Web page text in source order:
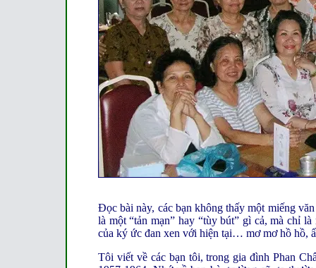
Đọc bài này, các bạn không thấy một miếng
là một “tản mạn” hay “tùy bút” gì cả, mà chỉ
của ký ức đan xen với hiện tại… mơ mơ hồ hồ,
Tôi viết về các bạn tôi, trong gia đình Phan